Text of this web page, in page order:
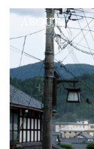
ABOUT